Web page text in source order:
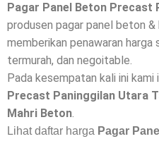
Pagar Panel Beton Precast
produsen pagar panel beton
memberikan penawaran
termurah, dan negoitable.
Pada kesempatan kali ini
Precast Paninggilan Utara
Mahri Beton.
Lihat daftar harga Pagar